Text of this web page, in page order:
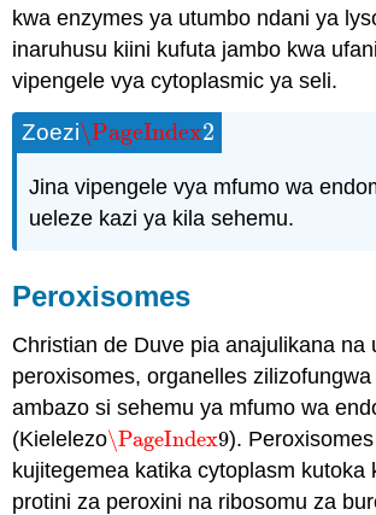
kwa enzymes ya utumbo ndani ya
inaruhusu kiini kufuta jambo kwa
vipengele vya cytoplasmic ya seli.
Zoezi\PageIndex2
\PageIndex2
Jina vipengele vya mfumo wa
ueleze kazi ya kila sehemu.
Peroxisomes
Christian de Duve pia anajulikana na
peroxisomes, organelles
ambazo si sehemu ya mfumo wa
(Kielelezo\PageIndex9
\PageIndex9).
kujitegemea katika cytoplasm kutoka
protini za peroxini na ribosomu za